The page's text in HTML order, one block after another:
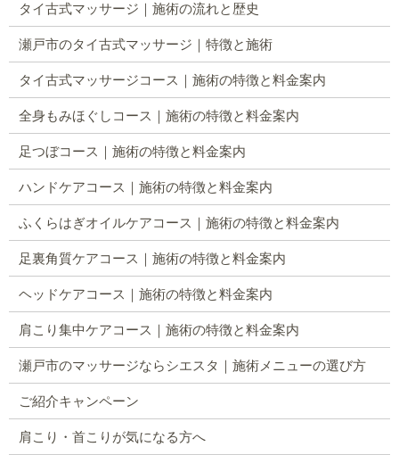
タイ古式マッサージ｜施術の流れと歴史
瀬戸市のタイ古式マッサージ｜特徴と施術
タイ古式マッサージコース｜施術の特徴と料金案内
全身もみほぐしコース｜施術の特徴と料金案内
足つぼコース｜施術の特徴と料金案内
ハンドケアコース｜施術の特徴と料金案内
ふくらはぎオイルケアコース｜施術の特徴と料金案内
足裏角質ケアコース｜施術の特徴と料金案内
ヘッドケアコース｜施術の特徴と料金案内
肩こり集中ケアコース｜施術の特徴と料金案内
瀬戸市のマッサージならシエスタ｜施術メニューの選び方
ご紹介キャンペーン
肩こり・首こりが気になる方へ